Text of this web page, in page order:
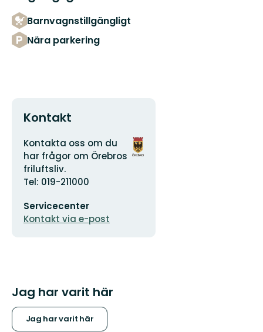
Barnvagnstillgängligt
Nära parkering
Kontakt
Adress
Kontakta oss om du
har frågor om Örebros
friluftsliv.
Tel: 019-211000
postadress
Servicecenter
Kontakt via e-post
Organisationens
logotyp
Jag har varit här
Jag har varit här